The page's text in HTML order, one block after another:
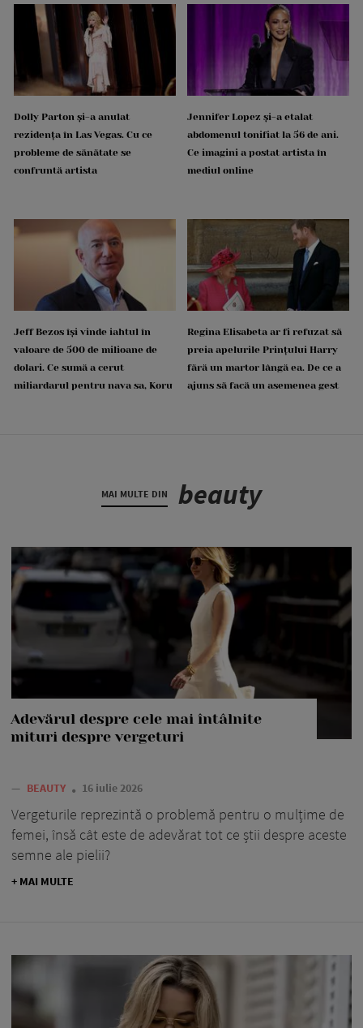
Dolly Parton și-a anulat
rezidența în Las Vegas. Cu ce
probleme de sănătate se
confruntă artista
Jennifer Lopez și-a etalat
abdomenul tonifiat la 56 de ani.
Ce imagini a postat artista în
mediul online
Jeff Bezos își vinde iahtul în
valoare de 500 de milioane de
dolari. Ce sumă a cerut
miliardarul pentru nava sa, Koru
Regina Elisabeta ar fi refuzat să
preia apelurile Prințului Harry
fără un martor lângă ea. De ce a
ajuns să facă un asemenea gest
MAI MULTE DIN beauty
Adevărul despre cele mai întâlnite
mituri despre vergeturi
— BEAUTY 16 iulie 2026
Vergeturile reprezintă o problemă pentru o mulțime de
femei, însă cât este de adevărat tot ce știi despre aceste
semne ale pielii?
+ MAI MULTE